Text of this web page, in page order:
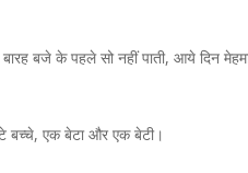
बारह बजे के पहले सो नहीं पाती, आये दिन
बच्चे, एक बेटा और एक बेटी।